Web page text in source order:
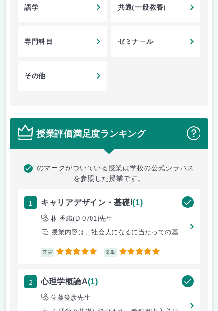
語学 共通(一般教養)
専門科目 ゼミナール
その他
授業評価満足度ランキング ？
のマークがついている授業は学校の公式シラバス
を参照した授業です。
1 キャリアデザイン・基礎I(1)
林 香織(D-0701)先生
授業内容は、社会人になるに当たっての基礎的な事を学べたり、コミュニケー
充実 5 楽単 5
2 心理学概論A(1)
佐藤俊彦先生